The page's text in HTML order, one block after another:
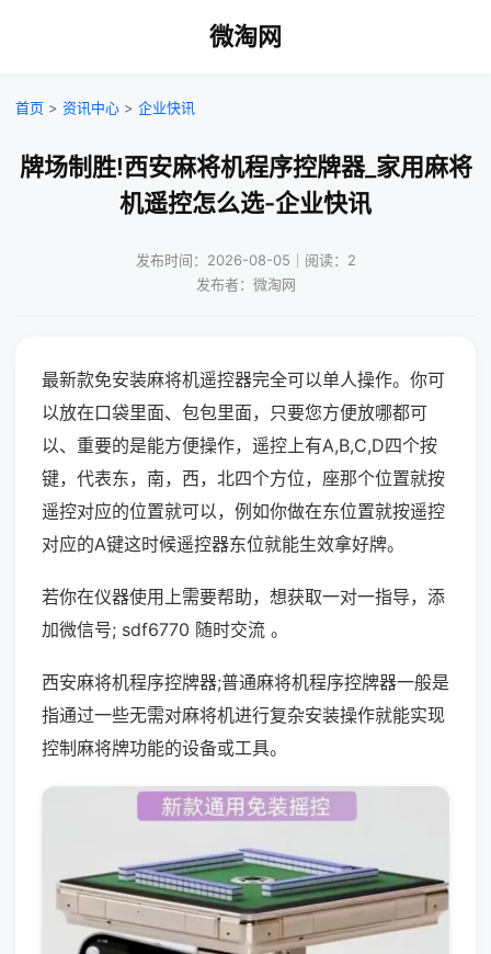
微淘网
首页 > 资讯中心 > 企业快讯
牌场制胜!西安麻将机程序控牌器_家用麻将
机遥控怎么选-企业快讯
发布时间：2026-08-05｜阅读：2
发布者：微淘网
最新款免安装麻将机遥控器完全可以单人操作。你可
以放在口袋里面、包包里面，只要您方便放哪都可
以、重要的是能方便操作，遥控上有A,B,C,D四个按
键，代表东，南，西，北四个方位，座那个位置就按
遥控对应的位置就可以，例如你做在东位置就按遥控
对应的A键这时候遥控器东位就能生效拿好牌。
若你在仪器使用上需要帮助，想获取一对一指导，添
加微信号; sdf6770 随时交流 。
西安麻将机程序控牌器;普通麻将机程序控牌器一般是
指通过一些无需对麻将机进行复杂安装操作就能实现
控制麻将牌功能的设备或工具。